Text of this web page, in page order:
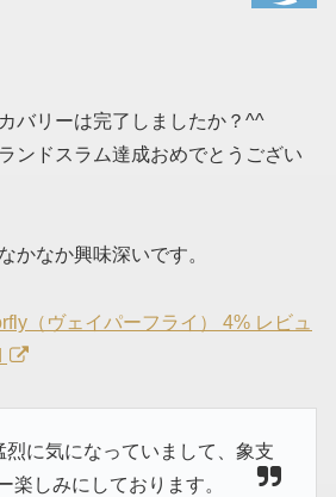
バリーは完了しましたか？^^
ンドスラム達成おめでとうござい
かなか興味深いです。
（ヴェイパーフライ） 4% レビュ
烈に気になっていまして、象支
楽しみにしております。